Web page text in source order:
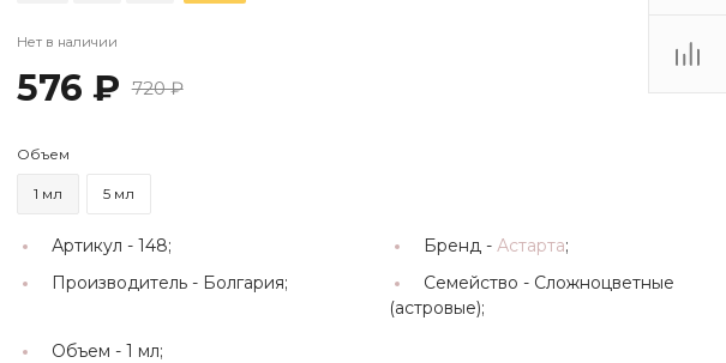
Нет в наличии
576 ₽ 720 ₽
Объем
1 мл 5 мл
Артикул - 148; Бренд -Астарта;
Производитель - Болгария; Семейство - Сложноцветные
(астровые);
Объем - 1 мл;